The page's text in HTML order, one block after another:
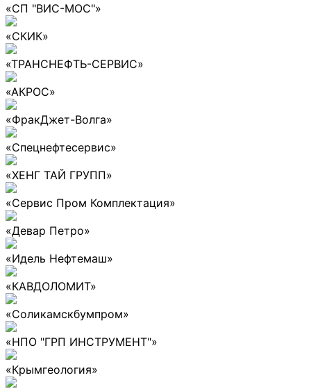
«СП "ВИС-МОС"»
«СКИК»
«ТРАНСНЕФТЬ-СЕРВИС»
«АКРОС»
«ФракДжет-Волга»
«Спецнефтесервис»
«ХЕНГ ТАЙ ГРУПП»
«Сервис Пром Комплектация»
«Девар Петро»
«Идель Нефтемаш»
«КАВДОЛОМИТ»
«Соликамскбумпром»
«НПО "ГРП ИНСТРУМЕНТ"»
«Крымгеология»